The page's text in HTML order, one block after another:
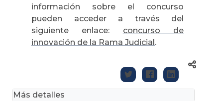
información sobre el concurso
pueden acceder a través del
siguiente enlace: concurso de
innovación de la Rama Judicial.
Más detalles